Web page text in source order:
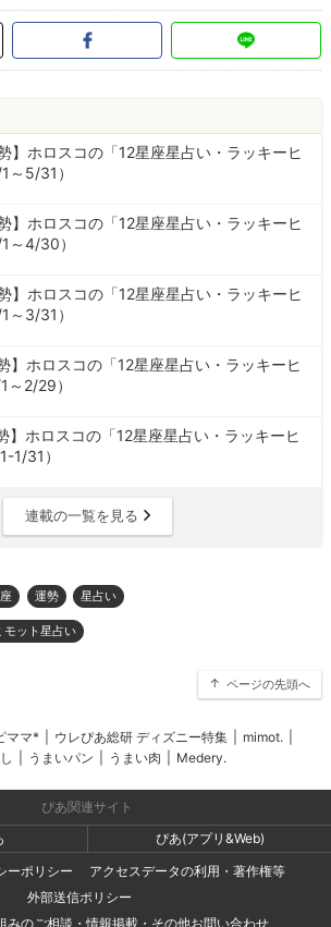
】ホロスコの「12星座星占い・ラッキーヒ
～5/31）
】ホロスコの「12星座星占い・ラッキーヒ
～4/30）
】ホロスコの「12星座星占い・ラッキーヒ
～3/31）
】ホロスコの「12星座星占い・ラッキーヒ
～2/29）
】ホロスコの「12星座星占い・ラッキーヒ
1/31）
連載の一覧を見る
運勢 星占い
モット星占い
ページの先頭へ
ママ* ウレぴあ総研 ディズニー特集 mimot.
うまいパン うまい肉 Medery.
ぴあ関連サイト
ぴあ(アプリ&Web)
ーポリシー
アクセスデータの利用・著作権等
外部送信ポリシー
みのご相談・情報掲載・その他お問い合わせ